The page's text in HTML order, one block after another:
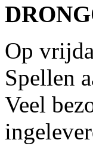
Op
Spellen
Veel